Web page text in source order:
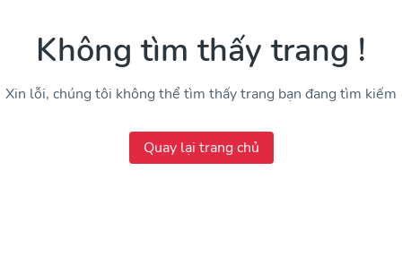
Không tìm thấy trang !
Xin lỗi, chúng tôi không thể tìm thấy trang bạn đang tìm kiếm
Quay lại trang chủ